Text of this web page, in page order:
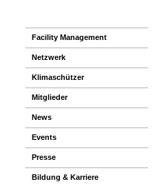
Facility Management
Netzwerk
Klimaschützer
Mitglieder
News
Events
Presse
Bildung & Karriere